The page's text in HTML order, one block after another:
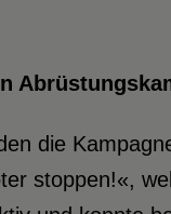
die
stoppen!«,